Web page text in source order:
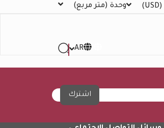
(USD) وحدة (متر مربع)
AR
اشترك